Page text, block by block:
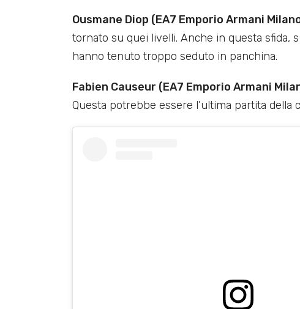
Ousmane Diop (EA7 Emporio Armani
tornato su quei livelli. Anche in questa sfida,
hanno tenuto troppo seduto in panchina.
Fabien Causeur (EA7 Emporio Armani
Questa potrebbe essere l’ultima partita della